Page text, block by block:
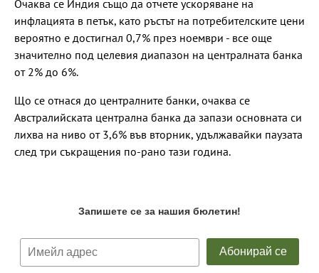
Очаква се Индия също да отчете ускоряване на
инфлацията в петък, като ръстът на потребителските цени
вероятно е достигнал 0,7% през ноември - все още
значително под целевия диапазон на централната банка
от 2% до 6%.
Що се отнася до централните банки, очаква се
Австралийската централна банка да запази основната си
лихва на ниво от 3,6% във вторник, удължавайки паузата
след три съкращения по-рано тази година.